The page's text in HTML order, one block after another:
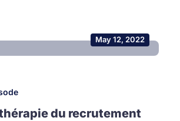
May 12, 2022
thérapie du recrutement